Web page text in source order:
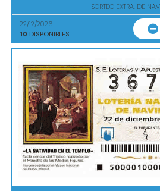
SORTEO EXTRA. DE
22/12/2026
10 DISPONIBLES